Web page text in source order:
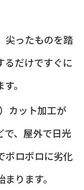
尖ったものを踏
るだけですぐに
。
カット加工が
で、屋外で日光
ボロボロに劣化
ります。